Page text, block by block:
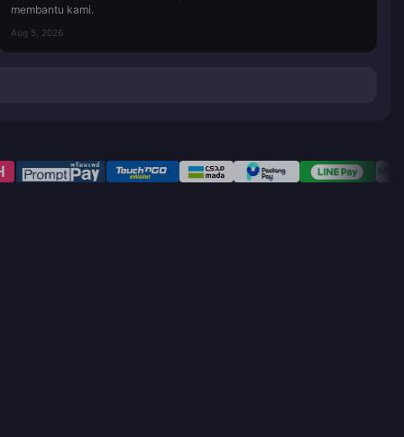
membantu kami.
Aug 5, 2026